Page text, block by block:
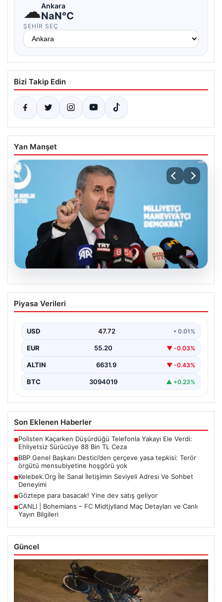
☁Ankara
NaN°C
ŞEHIR SEÇ
Bizi Takip Edin
Yan Manşet
08.08.2026
BBP Genel Başkanı Destici’den çerçeve
yasa tepkisi: Terör örgütü
Büyük Birlik Partisi Genel Başkanı Mustafa Destici,
toplantısında Meclis…
Piyasa Verileri
USD 47.72 • 0.01%
EUR 55.20 ▼ -0.03%
ALTIN 6631.9 ▼ -0.43%
BTC 3094019 ▲ +0.23%
Son Eklenen Haberler
■Polisten Kaçarken Düşürdüğü Telefonla Yakayı Ele Verdi:
Ehliyetsiz Sürücüye 88 Bin TL Ceza
■BBP Genel Başkanı Destici’den çerçeve yasa tepkisi: Terör
örgütü mensubiyetine hoşgörü yok
■Kelebek.Org İle Sanal İletişimin Seviyeli Adresi Ve Sohbet
Deneyimi
■Göztepe para basacak! Yine dev satış geliyor
■CANLI | Bohemians – FC Midtjylland Maç Detayları ve Canlı
Yayın Bilgileri
Güncel